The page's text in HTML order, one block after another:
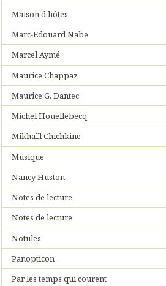
Maison d'hôtes
Marc-Edouard Nabe
Marcel Aymé
Maurice Chappaz
Maurice G. Dantec
Michel Houellebecq
Mikhaïl Chichkine
Musique
Nancy Huston
Notes de lecture
Notes de lecture
Notules
Panopticon
Par les temps qui courent